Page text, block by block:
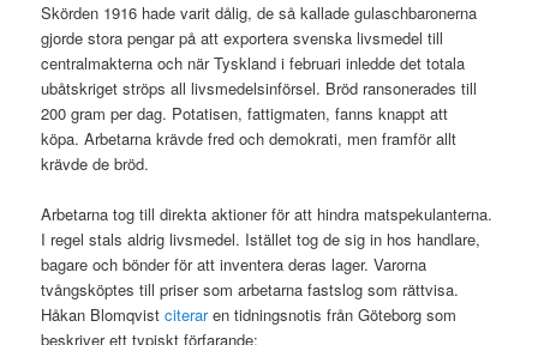
Skörden 1916 hade varit dålig, de så kallade gulaschbaronerna
gjorde stora pengar på att exportera svenska livsmedel till
centralmakterna och när Tyskland i februari inledde det totala
ubåtskriget ströps all livsmedelsinförsel. Bröd ransonerades till
200 gram per dag. Potatisen, fattigmaten, fanns knappt att
köpa. Arbetarna krävde fred och demokrati, men framför allt
krävde de bröd.
Arbetarna tog till direkta aktioner för att hindra matspekulanterna.
I regel stals aldrig livsmedel. Istället tog de sig in hos handlare,
bagare och bönder för att inventera deras lager. Varorna
tvångsköptes till priser som arbetarna fastslog som rättvisa.
Håkan Blomqvistciteraren tidningsnotis från Göteborg som
beskriver ett typiskt förfarande: